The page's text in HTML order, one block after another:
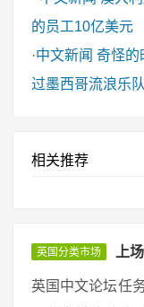
的员工10亿美元
·中文新闻 奇怪的
过墨西哥流浪乐
相关推荐
英国分类市场 上
英国中文论坛任